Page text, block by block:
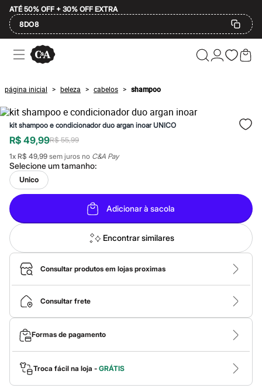
ATÉ 50% OFF + 30% OFF EXTRA
8DO8
Ofertas
Compre por Departamento
Masculino
Infantil
Calçados
Plus Size
2 calçados por R$189
2 peças por R$199
3 lingeries por R$99
3 itens de beleza por R$129
Até 20% off
Até 40% off
Até 60% off
A partir de 60% off
Feminino
Em alta
Inverno
Alfaiataria
Novidades
Roupas
Blusas e Camisetas
Básicos
Calças
Casacos e Jaquetas
Jeans
Macacões
Saias
Shorts e Bermudas
Vestidos
Acessórios
Bolsas
página inicial > beleza > cabelos > shampoo
kit shampoo e condicionador duo argan inoar UNICO
R$ 49,99R$ 55,99
1x R$ 49,99 sem juros no C&A Pay
Selecione umtamanho:
Unico
Adicionar à sacola
Encontrar similares
Consultar produtos em lojas proximas
Consultar frete
Formas de pagamento
Troca fácil na loja - GRÁTIS